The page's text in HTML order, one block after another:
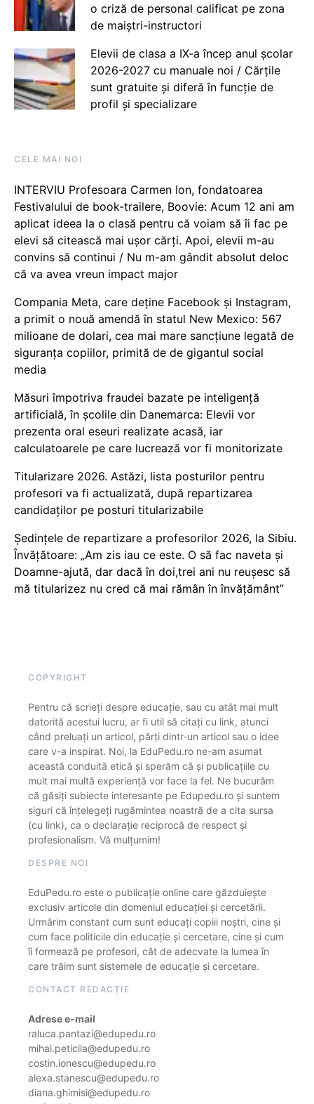
o criză de personal calificat pe zona
de maiștri-instructori
Elevii de clasa a IX-a încep anul școlar
2026-2027 cu manuale noi / Cărțile
sunt gratuite și diferă în funcție de
profil și specializare
CELE MAI NOI
INTERVIU Profesoara Carmen Ion, fondatoarea
Festivalului de book-trailere, Boovie: Acum 12 ani am
aplicat ideea la o clasă pentru că voiam să îi fac pe
elevi să citească mai ușor cărți. Apoi, elevii m-au
convins să continui / Nu m-am gândit absolut deloc
că va avea vreun impact major
Compania Meta, care deține Facebook și Instagram,
a primit o nouă amendă în statul New Mexico: 567
milioane de dolari, cea mai mare sancțiune legată de
siguranța copiilor, primită de de gigantul social
media
Măsuri împotriva fraudei bazate pe inteligență
artificială, în școlile din Danemarca: Elevii vor
prezenta oral eseuri realizate acasă, iar
calculatoarele pe care lucrează vor fi monitorizate
Titularizare 2026. Astăzi, lista posturilor pentru
profesori va fi actualizată, după repartizarea
candidaților pe posturi titularizabile
Ședințele de repartizare a profesorilor 2026, la Sibiu.
Învățătoare: „Am zis iau ce este. O să fac naveta și
Doamne-ajută, dar dacă în doi,trei ani nu reușesc să
mă titularizez nu cred că mai rămân în învățământ”
COPYRIGHT
Pentru că scrieți despre educație, sau cu atât mai mult
datorită acestui lucru, ar fi util să citați cu link, atunci
când preluați un articol, părți dintr-un articol sau o idee
care v-a inspirat. Noi, la EduPedu.ro ne-am asumat
această conduită etică și sperăm că și publicațiile cu
mult mai multă experiență vor face la fel. Ne bucurăm
că găsiți subiecte interesante pe Edupedu.ro și suntem
siguri că înțelegeți rugămintea noastră de a cita sursa
(cu link), ca o declarație reciprocă de respect și
profesionalism. Vă mulțumim!
DESPRE NOI
EduPedu.ro este o publicație online care găzduiește
exclusiv articole din domeniul educației și cercetării.
Urmărim constant cum sunt educați copiii noștri, cine și
cum face politicile din educație și cercetare, cine și cum
îi formează pe profesori, cât de adecvate la lumea în
care trăim sunt sistemele de educație și cercetare.
CONTACT REDACȚIE
Adrese e-mail
raluca.pantazi@edupedu.ro
mihai.peticila@edupedu.ro
costin.ionescu@edupedu.ro
alexa.stanescu@edupedu.ro
diana.ghimisi@edupedu.ro